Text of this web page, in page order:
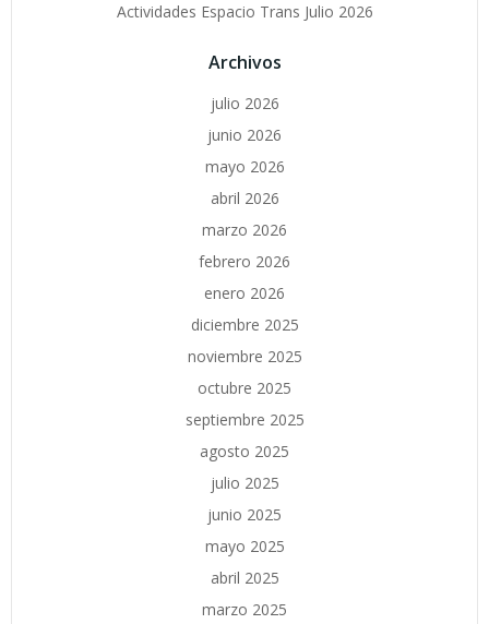
Actividades Espacio Trans Julio 2026
Archivos
julio 2026
junio 2026
mayo 2026
abril 2026
marzo 2026
febrero 2026
enero 2026
diciembre 2025
noviembre 2025
octubre 2025
septiembre 2025
agosto 2025
julio 2025
junio 2025
mayo 2025
abril 2025
marzo 2025